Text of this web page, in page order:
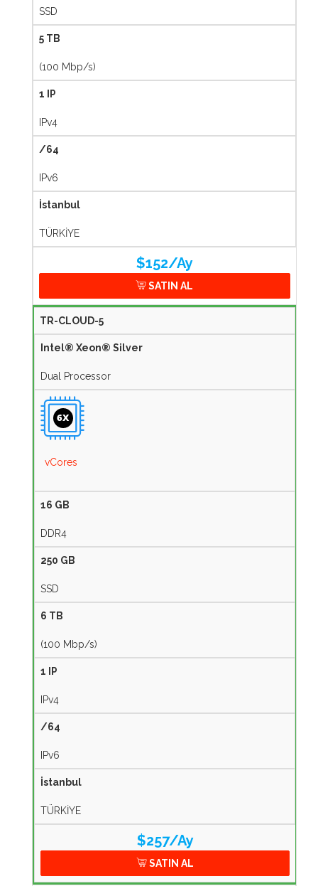
SSD
5 TB
(100 Mbp/s)
1 IP
IPv4
/64
IPv6
İstanbul
TÜRKİYE
$152/Ay
SATIN AL
TR-CLOUD-5
Intel® Xeon® Silver
Dual Processor
6X
vCores
16 GB
DDR4
250 GB
SSD
6 TB
(100 Mbp/s)
1 IP
IPv4
/64
IPv6
İstanbul
TÜRKİYE
$257/Ay
SATIN AL